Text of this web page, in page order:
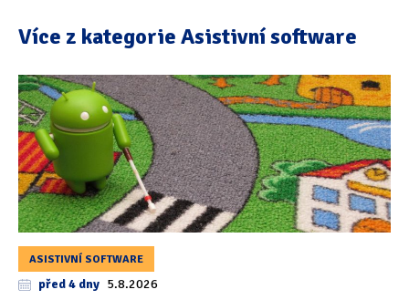
Více z kategorie Asistivní software
ASISTIVNÍ SOFTWARE
před 4 dny 5.8.2026